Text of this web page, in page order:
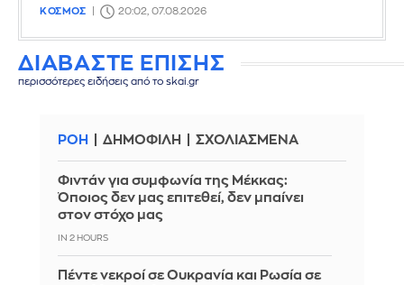
ΚΟΣΜΟΣ 20:02, 07.08.2026
ΔΙΑΒΑΣΤΕ ΕΠΙΣΗΣ
περισσότερες ειδήσεις από το skai.gr
ΡΟΗ ΔΗΜΟΦΙΛΗ ΣΧΟΛΙΑΣΜΕΝΑ
Φιντάν για συμφωνία της Μέκκας:
Όποιος δεν μας επιτεθεί, δεν μπαίνει
στον στόχο μας
IN 2 HOURS
Πέντε νεκροί σε Ουκρανία και Ρωσία σε